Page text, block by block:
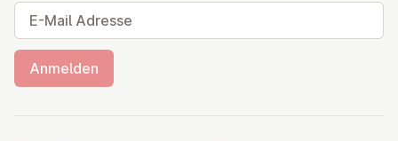
E-Mail Adresse
Anmelden